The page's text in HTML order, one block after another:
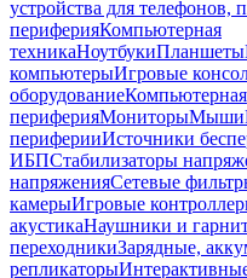
устройства для телефонов,
периферияКомпьютерная
техникаНоутбукиПланшеты
компьютерыИгровые
оборудованиеКомпьютерная
периферияМониторыМыши
периферииИсточники
ИБПСтабилизаторы
напряженияСетевые
камерыИгровые
акустикаНаушники и
переходникиЗарядные,
репликаторы